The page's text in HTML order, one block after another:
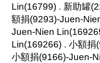
Lin(16799) . 新助罐
額捐(9293)-Juen-
Juen-Nien
Lin(169266) . 小額
小額捐(9166)-Juen-